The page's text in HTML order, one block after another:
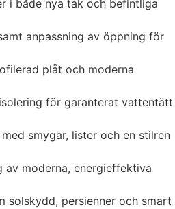
i både nya tak och befintliga
anpassning av öppning för
plåt och moderna
för garanterat vattentätt
smygar, lister och en stilren
av moderna, energieffektiva
solskydd, persienner och smart